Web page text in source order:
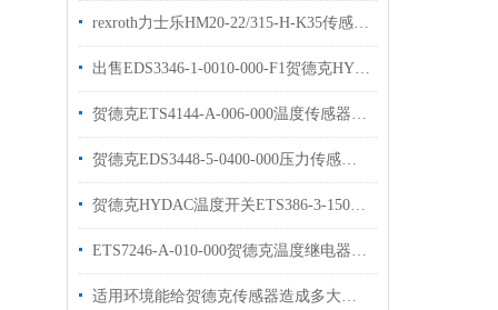
rexroth力士乐HM20-22/315-H-K35传感器原装现货
出售EDS3346-1-0010-000-F1贺德克HYDAC传感器
贺德克ETS4144-A-006-000温度传感器库存出售
贺德克EDS3448-5-0400-000压力传感器工作原理
贺德克HYDAC温度开关ETS386-3-150-000介绍
ETS7246-A-010-000贺德克温度继电器描述
适用环境能给贺德克传感器造成多大的影响呢